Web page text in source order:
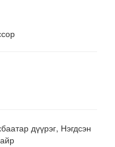
дүүрэг, Нэгдсэн